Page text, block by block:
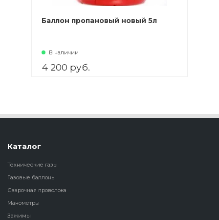
Баллон пропановый новый 5л
В наличии
4 200 руб.
Каталог
Технические газы
Газовые баллоны
Сварочная проволока
Манометры
Зажимы